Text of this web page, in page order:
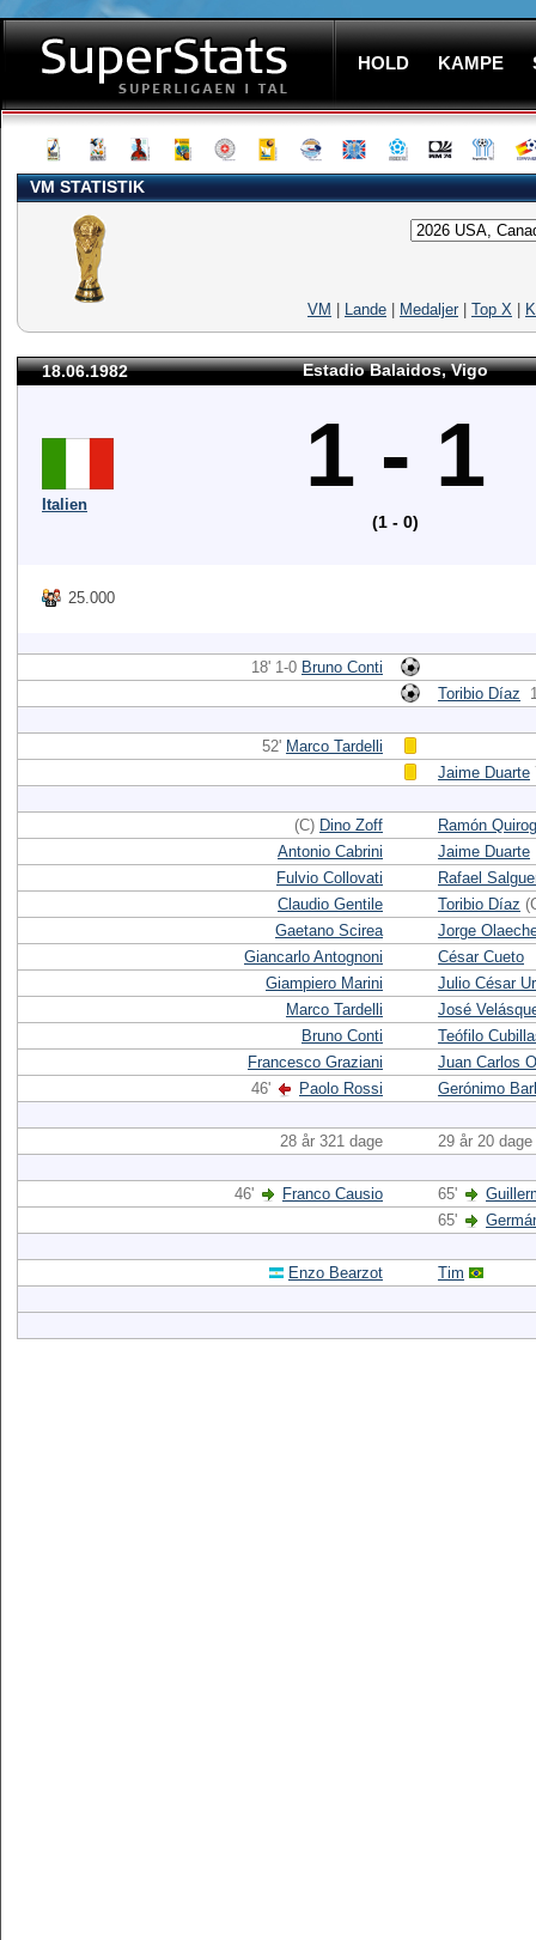
HOLD KAMPE
VM STATISTIK
VM Lande Medaljer Top X
18.06.1982 Estadio Balaidos, Vigo
Italien 1 - 1
(1 - 0)
25.000
18' 1-0 Bruno Conti
Toribio Díaz
52' Marco Tardelli
Jaime Duarte
(C) Dino Zoff
Ramón
Antonio Cabrini
Jaime Duarte
Fulvio Collovati
Rafael
Claudio Gentile
Toribio Díaz
Gaetano Scirea
Jorge
Giancarlo Antognoni
César Cueto
Giampiero Marini
Julio César
Marco Tardelli
José
Bruno Conti
Teófilo
Francesco Graziani
Juan Carlos
46'
Paolo Rossi Gerónimo
28 år 321 dage 29 år 20 dage
46' Franco Causio 65'
65'
Enzo Bearzot Tim